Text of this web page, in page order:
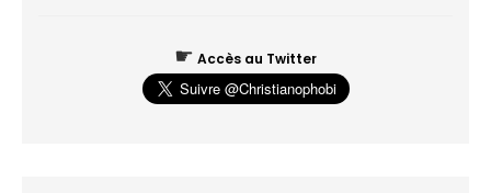
☛ Accès au Twitter